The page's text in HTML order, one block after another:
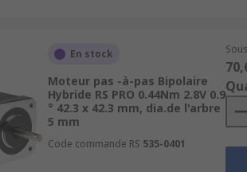
En stock
Moteur pas -à-pas Bipolaire
Hybride RS PRO 0.44Nm 2.8V 0.9
° 42.3 x 42.3 mm, dia.de l'arbre
5 mm
Code commande RS 535-0401